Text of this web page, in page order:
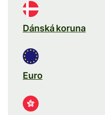
Dánská koruna
Euro